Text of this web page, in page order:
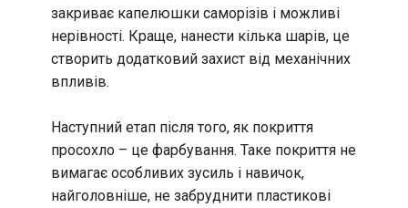
закриває капелюшки саморізів і можливі
нерівності. Краще, нанести кілька шарів, це
створить додатковий захист від механічних
впливів.
Наступний етап після того, як покриття
просохло – це фарбування. Таке покриття не
вимагає особливих зусиль і навичок,
найголовніше, не забруднити пластикові